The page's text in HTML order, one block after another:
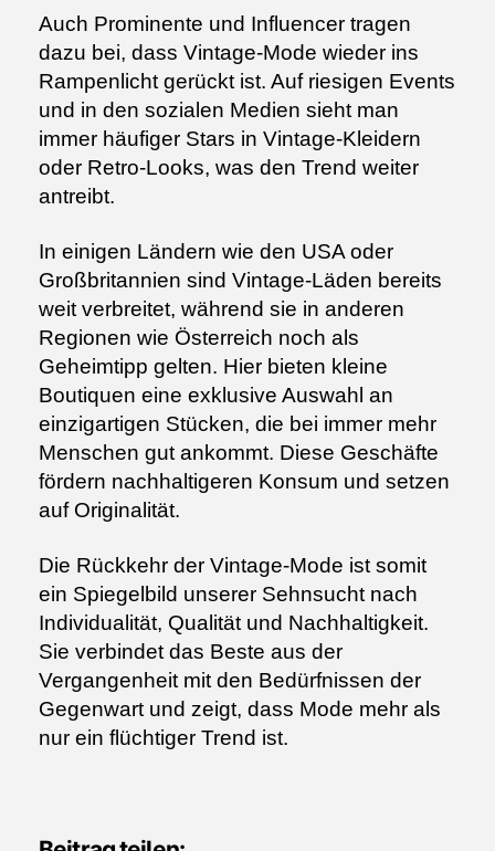
Auch Prominente und Influencer tragen
dazu bei, dass Vintage-Mode wieder ins
Rampenlicht gerückt ist. Auf riesigen Events
und in den sozialen Medien sieht man
immer häufiger Stars in Vintage-Kleidern
oder Retro-Looks, was den Trend weiter
antreibt.
In einigen Ländern wie den USA oder
Großbritannien sind Vintage-Läden bereits
weit verbreitet, während sie in anderen
Regionen wie Österreich noch als
Geheimtipp gelten. Hier bieten kleine
Boutiquen eine exklusive Auswahl an
einzigartigen Stücken, die bei immer mehr
Menschen gut ankommt. Diese Geschäfte
fördern nachhaltigeren Konsum und setzen
auf Originalität.
Die Rückkehr der Vintage-Mode ist somit
ein Spiegelbild unserer Sehnsucht nach
Individualität, Qualität und Nachhaltigkeit.
Sie verbindet das Beste aus der
Vergangenheit mit den Bedürfnissen der
Gegenwart und zeigt, dass Mode mehr als
nur ein flüchtiger Trend ist.